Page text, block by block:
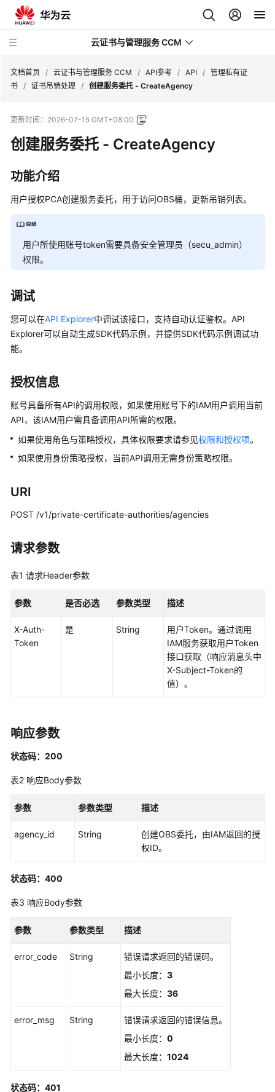
云证书与管理服务 CCM
新
动
态
服
务
公
告
产
品
绍
计
费
快
速
门
SSL
用
户
有
书
户
指
践
API
考
前
概
何
SSL
文档首页 / 云证书与管理服务 CCM / API参考 / API / 管理私有证
书 / 证书吊销处理 / 创建服务委托 - CreateAgency
更新时间： 2026-07-15 GMT+08:00
创建服务委托 - CreateAgency
功能介绍
用户授权PCA创建服务委托，用于访问OBS桶，更新吊销列表。
用户所使用账号token需要具备安全管理员（secu_admin）
权限。
调试
您可以在API Explorer中调试该接口，支持自动认证鉴权。API
Explorer可以自动生成SDK代码示例，并提供SDK代码示例调试功
能。
授权信息
账号具备所有API的调用权限，如果使用账号下的IAM用户调用当前
API，该IAM用户需具备调用API所需的权限。
如果使用角色与策略授权，具体权限要求请参见权限和授权项。
如果使用身份策略授权，当前API调用无需身份策略权限。
URI
POST /v1/private-certificate-authorities/agencies
请求参数
表1 请求Header参数
参数 是否必选 参数类型 描述
X-Auth-
Token
是 String
用户Token。通过调用
IAM服务获取用户Token
接口获取（响应消息头中
X-Subject-Token的
值）。
响应参数
状态码：200
表2 响应Body参数
参数 参数类型 描述
agency_id String
创建OBS委托，由IAM返回的授
权ID。
状态码：400
表3 响应Body参数
参数 参数类型 描述
error_code String
错误请求返回的错误码。
最小长度： 3
最大长度： 36
error_msg String
错误请求返回的错误信息。
最小长度： 0
最大长度： 1024
状态码：401